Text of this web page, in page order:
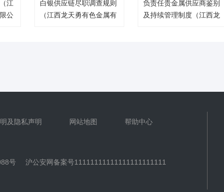
江
公
白银供应链尽职调查规则
（江西龙天勇有色金属有
负责任贵金属供应商鉴别
及持续管理制度（江西龙
及隐私声明 网站地图 帮助中心
号 沪公安网备案号11111111111111111111111